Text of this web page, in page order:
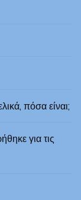
πόσα είναι;
για τις